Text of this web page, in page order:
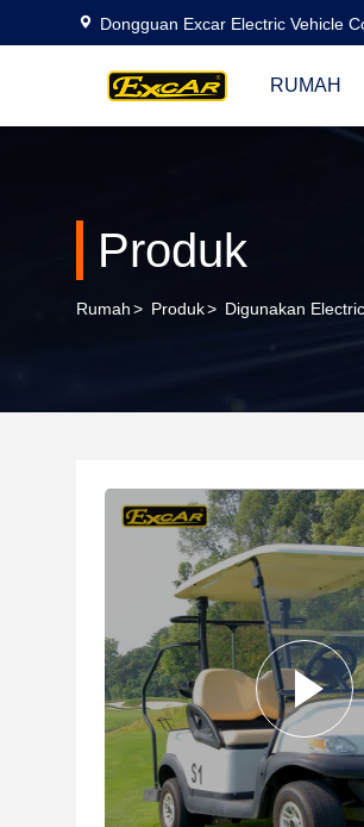
Dongguan Excar Electric Vehicle
RUMAH
Produk
Rumah> Produk> Digunakan